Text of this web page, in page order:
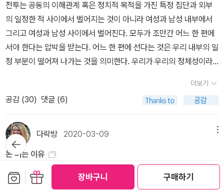
장바구니 구매하기
다. [미디어 소개] ☞ 한겨레 2020년 1월 3일자 기사 바로가기 ☞
경향신문 2020년 1월 8일자 기사 바로가기 ☞ 경향신문 2020년 1
월 14일자 기사 바로가기 ☞ 경향신문 2020년 1월 14일자 기사 바
로가기 ☞ 한국일보 2020년 1월 15일자 기사 바로가기 ☞ 연합뉴스
2020년 1월 15일자 기사 바로가기 ☞ 문화일보 2020년 1월 16일
었다. 또 하나의 문제가 젠더로서의 유대인다움이었던 것이다. (p38
4)' 유대인 남성의 여성성에 대한 믿음이라. 유대인 여성은 신비롭고
매혹적으로 찬사를 보내면서 유대인 남성에 대해서는 '우스꽝스럽고
멋지지 않은 외모'를 가진 여성적 질환으로 병든 존재 취급을 했다는
것. 이런 시스템, 그리고 이런 윤리 속에서 자라나서 동화되고 싶어
안달이 난 유대인 소년이 치러야 할 대가는 무엇이었을까? 나는 궁금
일 뿐이고, 여자란 여성적인 우아함의 모범으로 귀애함을 받는 문화
에서 어른이 되었다. (p386) 수전의 아버지는, 어쩌면 평생 주류에
들고 싶었던 존재였는 지도 모르겠다. 스스로가 생각하는 주류. 어린
시절 부유한 집안에서 태어났지만 아버지 어머니에게 방치되다시피
살았던 어린 시절. 덕분에 번듯한 가정을 주류로 생각하고 나는 가정
을 제대로 유지해야 한다는 가장 컴플렉스에 시달리며 가족을 자신이
만들고자 한 방식으로 정형화시키려 했었다. 유대인으로 태어나서 세
에 오랜 시간 고통스러운 시간을 보냈다. 미국의 '한 방울 법칙'이 그
토록 강고하게 어쩌면 지금까지도 강력하게 작동하는 이유일 수도 있
겠다. 이와 관련해서는 김승섭님의 <우리 몸이 세계라면>에 잘 서술
되어 있다. 미국 루이지애나에 살고 있던 수지 길로리 핍스라는 여성
는 것을 발견했다. 평생을 백인으로 살아왔던 수지는 큰 충격을 받고,
자신의 인종 구분을 바꿔 달라는 청원을 주정부에 접수한다. 5년간의
재판의 결과는 수지 핍스의 패소. ​당시 루이지애나에서는 흑인 피가
32분의 1(1/32) 이상이 섞이면 흑인으로 분류되었는데, 계보학자에
따르면 220년 전 만남으로 인해 그녀의 몸에는 32분의 3(3/32)에
해당하는 흑인 피가 흐르고 있다는 것이었습니다. (『우리 몸이 세계
라면』, 152/355) ​32분의 29에 해당하는 백인 피와는 상관없이 흑
인 피의 비율만을 기준으로 삼아서 수지 핍스는 '흑인'으로 분류되었
거다. 이젠, 청소도 대충 하고 가끔 하고 (혼자 사는데 먼지는 왜 날
까) 밥도 있는 재료로 대충 해서 먹게 되었다. 뭔가 좀 흐트러져 있어
도 그런가보다 하고. 그래, 이제 이 집이 내가 '사는' 공간이 된 모양이
다. 어느날 문득 일어나서 남은 계란으로 뭘 할까 하다가 후르륵 계란
말이를 하는 비연이, 그래서 참 정감있다 싶은 거다. 계란말이 하나에
2020년은 없애버려. 라고 하지만, 그렇게 따지면 없애고 싶은 해가
한두 해인가. 내 인생에서 좀 뺴버리고 싶은 해는 숱하게 많다. 오히려
2020년은 나만이 아니라 모두가 힘들었던 한 해라서 기억해두어야
하는 게 아닌가 싶다. 질병과 두려움과 제약 속에서 나를 넘어 남을 생
각하고 배려를 하고자 했던 한 해로. 올해 나는 다니던 직장을 그만두
고 다른 곳으로 옮겼다. 어쩌면 그래서 더 기억에 남나 싶다. 일이 힘
들기도 했지만 고객 갑질에 마음이 너무나 멍이 들어서, 그것도 뭔가
좀 수준이 되는 갑질이 아니라 저열한 갑질을 몇 년 당하다보니 이러
0, 문학동네)도 다 읽었고(배송 기다리기 싫어 e book으로 샀는데
일러스트가 맘에 들어 짧은 분량 용서해 준다!), 또 즐겁게 하루키 월
드로 go go~ 하루키는, 언제나 그렇듯 하루키 맛이 납니다ㅎㅎ'열아
홉 살 무렵의 나는 내 마음이 어떻게 움직이는지 거의 알지 못했고, 당
연히 타인의 마음이 어떻게 움직이는지도 제대로 알지 못했다. 그래
도 기쁨이나 슬픔이 뭔지는 대충 알고 있다고 내 딴은 생각했었다. 다
만 기쁨과 슬픔 사이에 있는 수많은 현상을, 그것들의 위치관계를 아
하고 무력하게 만들었다.'_ 단편 「돌베개에」• 질 들뢰즈 & 펠릭스 가
타리 『천 개의 고원』(2001, 새물결)무엇이든 보통 사람보다 과하게
소장하고 있다면, 그는 죄책감보다 소유욕에 더 휩쓸리고 있는 겁니
다. 그런 반성과 함께 더 쾌적하게 읽고 싶은 저는 옛날 책 팔고 새 책
으로 교환 완료. 계속 사겠단 소리냐! • 레몽 크노 책이 모이고 있다.
전투는 공동의 이해관계 혹은 정치적 목적을 가진 특정 집단과 외부
의 일정한 적 사이에서 벌어지는 것이 아니라 여성과 남성 내부에서
그리고 여성과 남성 사이에서 벌어진다. 모두가 조만간 어느 한 편에
서야 한다는 압박을 받는다. 어느 한 편에 선다는 것은 우리 내부의 일
정 부분이 떨어져 나가는 것을 의미한다. 우리가 우리의 정체성이라
의미한다. 이는 고통스러운 과정이다. (47쪽) 여성이라는 하나의 ‘계
급’이 역사적으로 지속적인 착취의 대상이 되어 왔다는 사실은 남성
에게는 물론 여성에게도 불편하다. 남성은 남성의 논리로, 여성은 여
성의 논리로 이에 반대한다. 여성에 대한 억압은 경제적인 면에서 성
공함으로써 사회문화적으로 그 영향력을 확대시킬 수 있었다. 사냥을
통해 아주 가끔 얻을 수 있었던 고기가 중요했기 때문이 아니라, 사냥
을 위해 개발된 도구가 사냥 뿐 아니라 살인과 전쟁을 위한 무기로 변
모해서 이를 통한 남성 집단의 이익이 극대화되었을 때(160쪽), 인류
더보기
공감 (30) 댓글 (6)
다락방 2020-03-09
돈 버는 이유
나는... 열심히 돈벌어서 알라딘을 더 큰 부자 회사 만들고 싶은걸까.
책을 샀고..또 샀고,커피도 샀고인생..뭘까?토요일엔 마트에 가서 와
뒤로가
기